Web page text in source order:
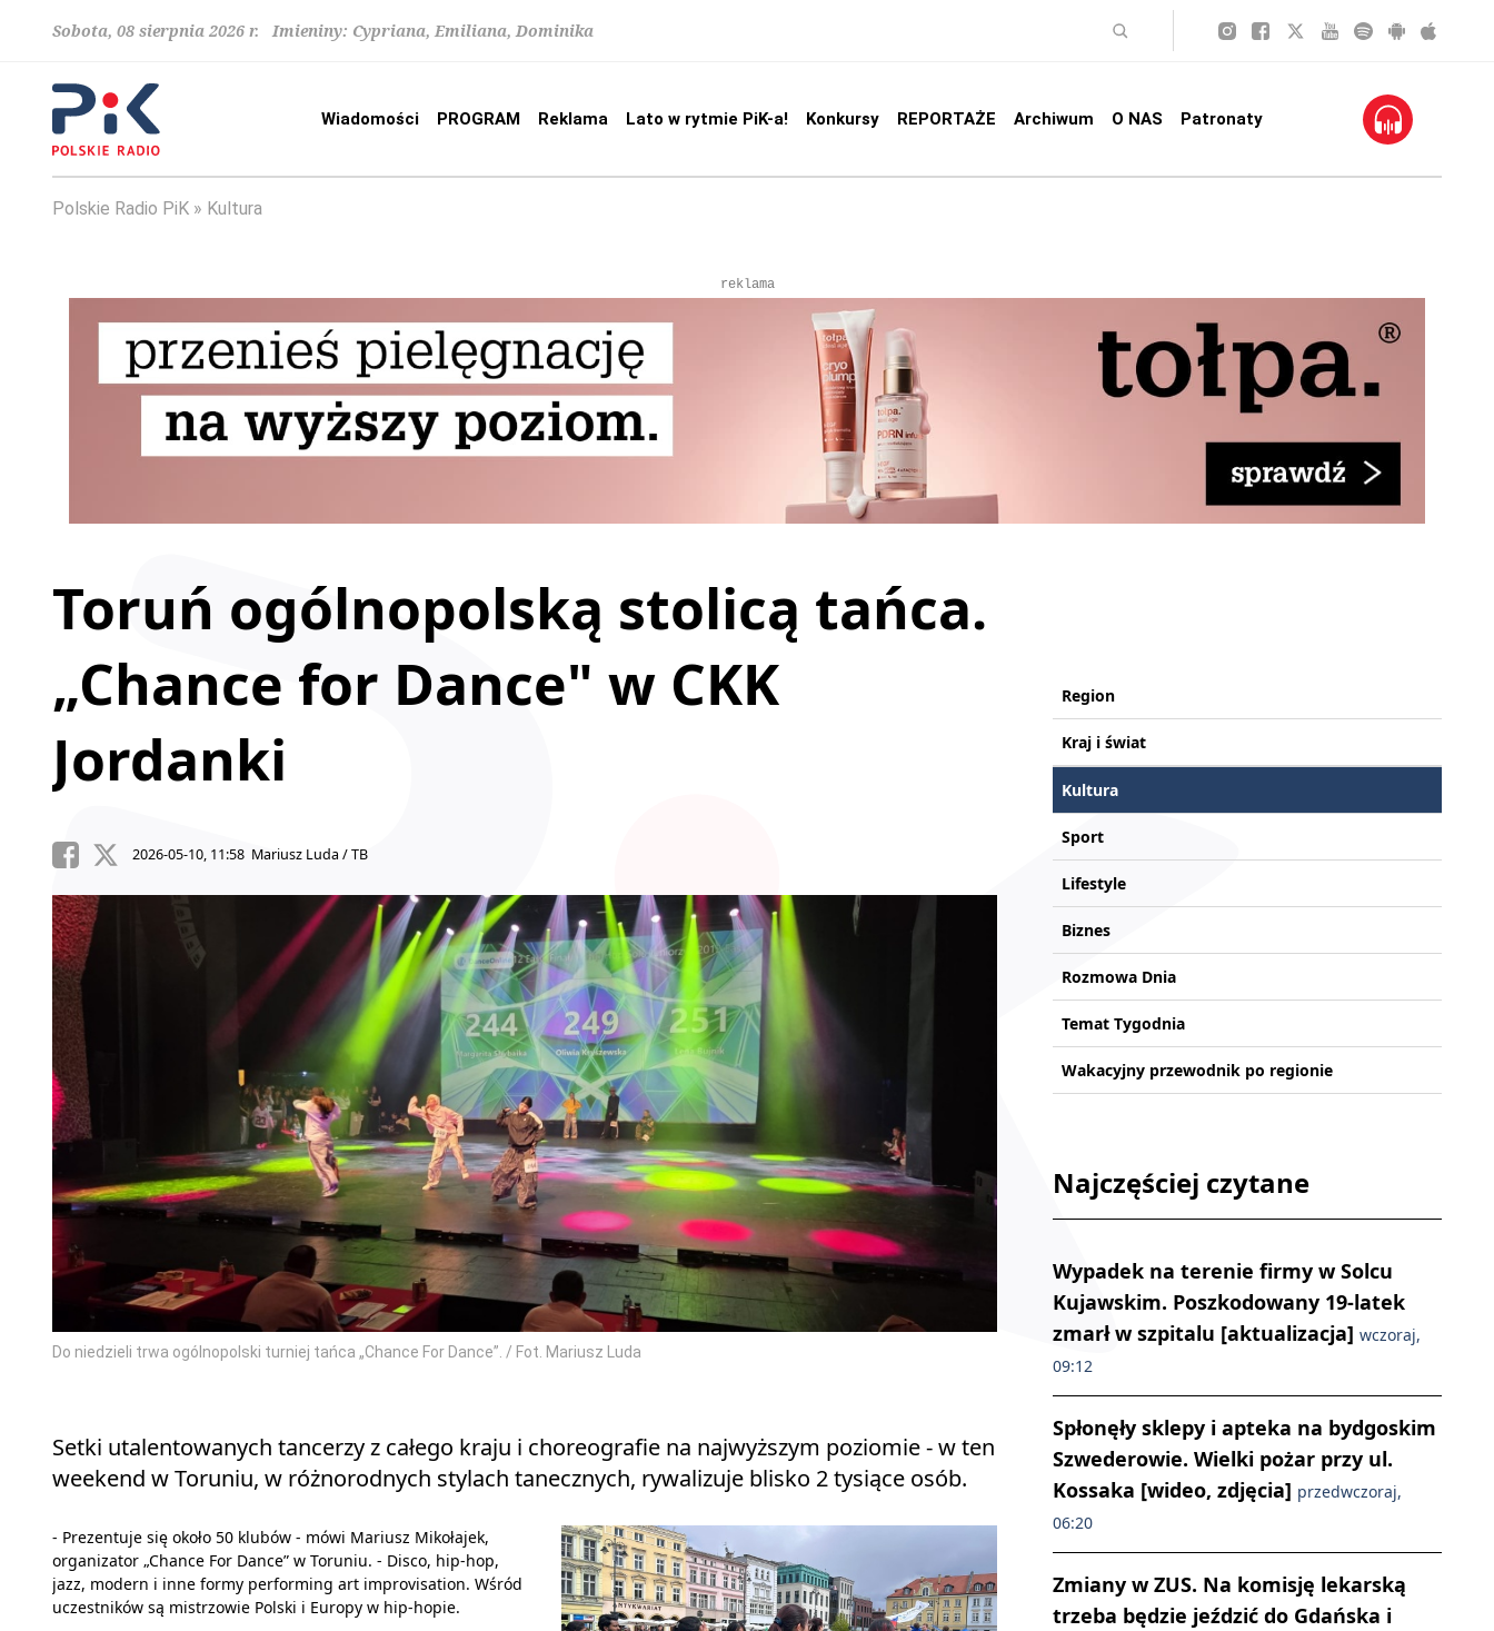
Sobota, 08 sierpnia 2026 r. Imieniny: Cypriana, Emiliana, Dominika
Wiadomości PROGRAM Reklama Lato w rytmie PiK-a! Konkursy REPORTAŻE Archiwum O NAS Patronaty
Polskie Radio PiK Kultura
reklama
Toruń ogólnopolską stolicą tańca.
„Chance for Dance" w CKK
Jordanki
2026-05-10, 11:58 Mariusz Luda / TB
Do niedzieli trwa ogólnopolski turniej tańca „Chance For Dance”. / Fot. Mariusz Luda
Setki utalentowanych tancerzy z całego kraju i choreografie na najwyższym poziomie - w ten
weekend w Toruniu, w różnorodnych stylach tanecznych, rywalizuje blisko 2 tysiące osób.
- Prezentuje się około 50 klubów - mówi Mariusz Mikołajek,
organizator „Chance For Dance” w Toruniu. - Disco, hip-hop,
jazz, modern i inne formy performing art improvisation. Wśród
uczestników są mistrzowie Polski i Europy w hip-hopie.
Region
Kraj i świat
Kultura
Sport
Lifestyle
Biznes
Rozmowa Dnia
Temat Tygodnia
Wakacyjny przewodnik po regionie
Najczęściej czytane
Wypadek na terenie firmy w Solcu
Kujawskim. Poszkodowany 19-latek
zmarł w szpitalu [aktualizacja] wczoraj,
09:12
Spłonęły sklepy i apteka na bydgoskim
Szwederowie. Wielki pożar przy ul.
Kossaka [wideo, zdjęcia] przedwczoraj,
06:20
Zmiany w ZUS. Na komisję lekarską
trzeba będzie jeździć do Gdańska i